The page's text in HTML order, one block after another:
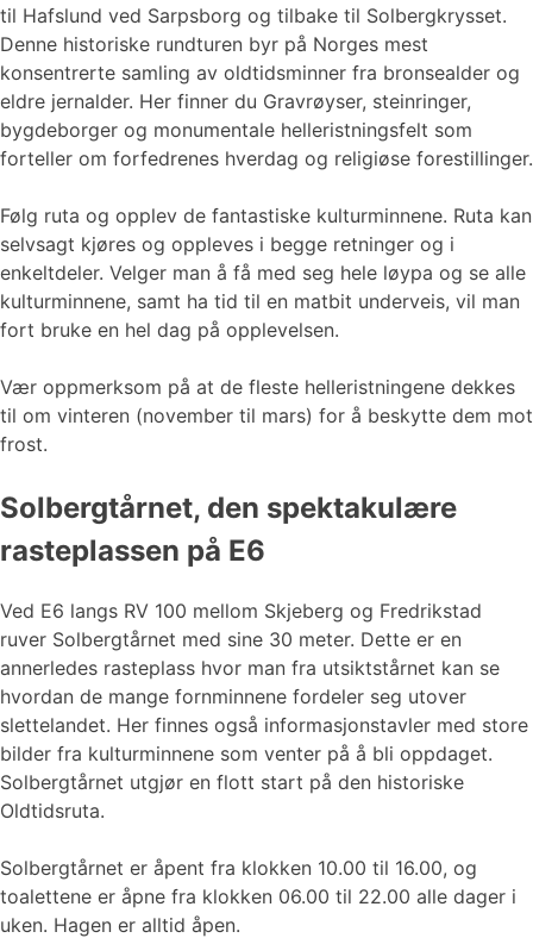
til Hafslund ved Sarpsborg og tilbake til Solbergkrysset.
Denne historiske rundturen byr på Norges mest
konsentrerte samling av oldtidsminner fra bronsealder og
eldre jernalder. Her finner du Gravrøyser, steinringer,
bygdeborger og monumentale helleristningsfelt som
forteller om forfedrenes hverdag og religiøse forestillinger.
Følg ruta og opplev de fantastiske kulturminnene. Ruta kan
selvsagt kjøres og oppleves i begge retninger og i
enkeltdeler. Velger man å få med seg hele løypa og se alle
kulturminnene, samt ha tid til en matbit underveis, vil man
fort bruke en hel dag på opplevelsen.
Vær oppmerksom på at de fleste helleristningene dekkes
til om vinteren (november til mars) for å beskytte dem mot
frost.
Solbergtårnet, den spektakulære
rasteplassen på E6
Ved E6 langs RV 100 mellom Skjeberg og Fredrikstad
ruver Solbergtårnet med sine 30 meter. Dette er en
annerledes rasteplass hvor man fra utsiktstårnet kan se
hvordan de mange fornminnene fordeler seg utover
slettelandet. Her finnes også informasjonstavler med store
bilder fra kulturminnene som venter på å bli oppdaget.
Solbergtårnet utgjør en flott start på den historiske
Oldtidsruta.
Solbergtårnet er åpent fra klokken 10.00 til 16.00, og
toalettene er åpne fra klokken 06.00 til 22.00 alle dager i
uken. Hagen er alltid åpen.